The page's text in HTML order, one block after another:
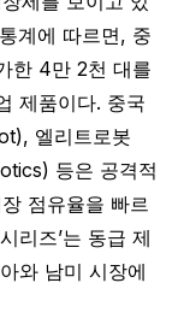
계에 따르면, 중
한 4만 2천 대를
제품이다. 중국
엘리트로봇
등은 공격적
점유율을 빠르
리즈’는 동급 제
와 남미 시장에